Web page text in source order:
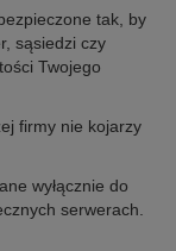
tak, by
sąsiedzi czy
Twojego
firmy nie kojarzy
wyłącznie do
serwerach.